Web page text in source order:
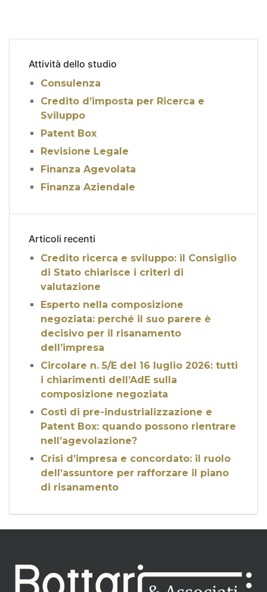
Attività dello studio
Consulenza
Credito d’imposta per Ricerca e
Sviluppo
Patent Box
Revisione Legale
Finanza Agevolata
Finanza Aziendale
Articoli recenti
Credito ricerca e sviluppo: il Consiglio
di Stato chiarisce i criteri di
valutazione
Esperto nella composizione
negoziata: perché il suo parere è
decisivo per il risanamento
dell’impresa
Circolare n. 5/E del 16 luglio 2026: tutti
i chiarimenti dell’AdE sulla
composizione negoziata
Costi di pre-industrializzazione e
Patent Box: quando possono rientrare
nell’agevolazione?
Crisi d’impresa e concordato: il ruolo
dell’assuntore per rafforzare il piano
di risanamento